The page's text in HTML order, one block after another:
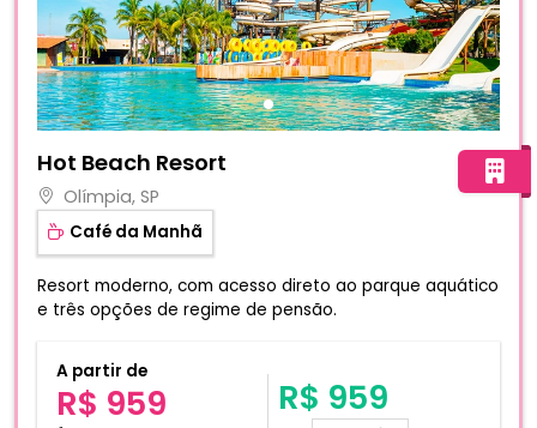
Hot Beach Resort
Olímpia, SP
Café da Manhã
Resort moderno, com acesso direto ao parque aquático
e três opções de regime de pensão.
A partir de
R$ 959 R$ 959